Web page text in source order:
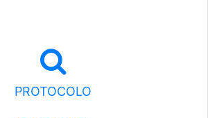
PROTOCOLO